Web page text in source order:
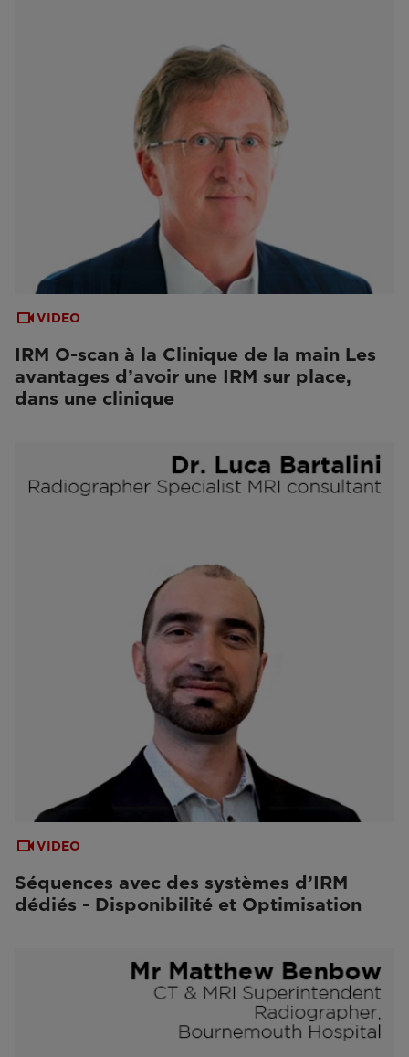
VIDEO
IRM O-scan à la Clinique de la main Les
avantages d’avoir une IRM sur place,
dans une clinique
VIDEO
Séquences avec des systèmes d’IRM
dédiés - Disponibilité et Optimisation